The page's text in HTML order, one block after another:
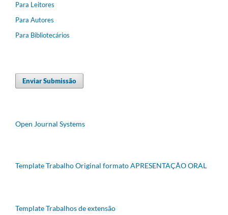
Para Leitores
Para Autores
Para Bibliotecários
Enviar Submissão
Open Journal Systems
Template Trabalho Original formato APRESENTAÇÃO ORAL
Template Trabalhos de extensão